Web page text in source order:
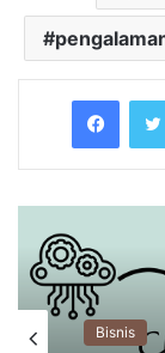
Bisnis